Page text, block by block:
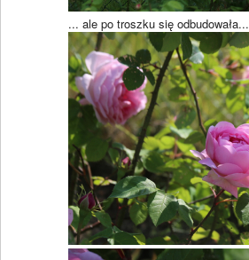
... ale po troszku się odbudowała...